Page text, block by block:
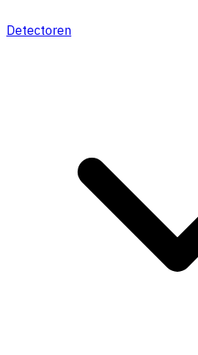
Detectoren